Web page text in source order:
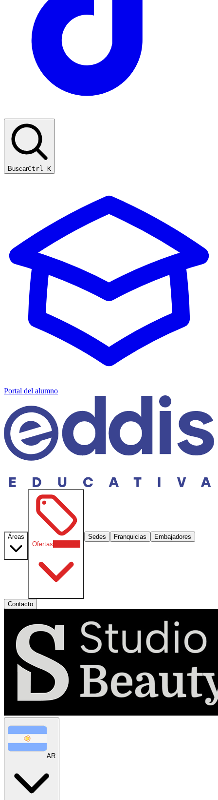
BuscarCtrl K
Portal del alumno
Áreas
Ofertas
Sedes Franquicias Embajadores
Contacto
AR